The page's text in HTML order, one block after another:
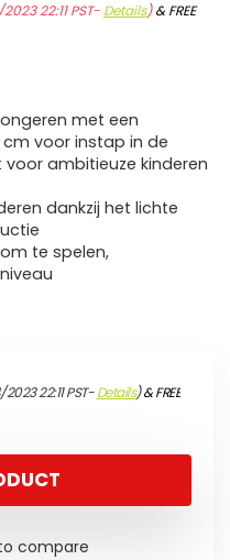
22:11 PST- Details)&FREE
met een
voor instap in de
ambitieuze kinderen
dankzij het lichte
te spelen,
22:11 PST-Details)&FREE
compare